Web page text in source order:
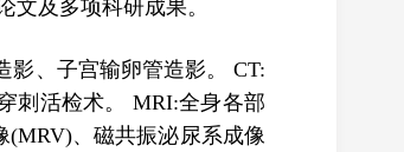
及多项科研成果。
、子宫输卵管造影。 CT:
刺活检术。 MRI:全身各部
、磁共振泌尿系成像